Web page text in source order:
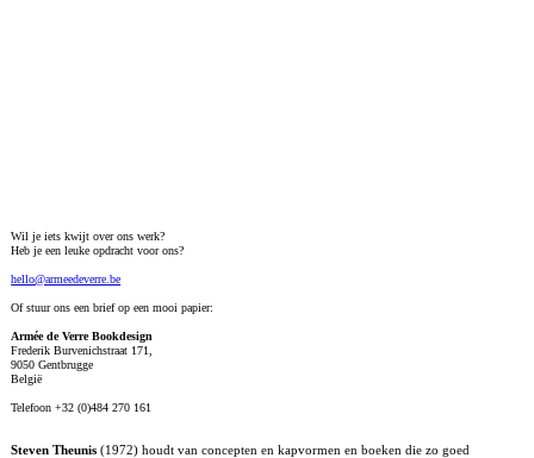
Wil je iets kwijt over ons werk?
Heb je een leuke opdracht voor ons?
hello@armeedeverre.be
Of stuur ons een brief op een mooi papier:
Armée de Verre Bookdesign
Frederik Burvenichstraat 171,
9050 Gentbrugge
België
Telefoon +32 (0)484 270 161
Steven Theunis(1972) houdt van concepten en kapvormen en boeken die zo goed